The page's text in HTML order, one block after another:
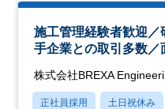
施工管理経験者歓迎
手企業との取引多数／
株式会社BREXA
正社員採用 土日祝休み